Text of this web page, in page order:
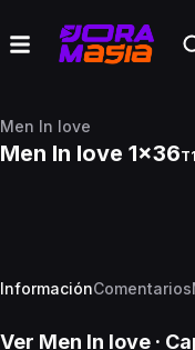
Men In love
Men In love 1x36
InformaciónComentarios
Ver Men In love ·